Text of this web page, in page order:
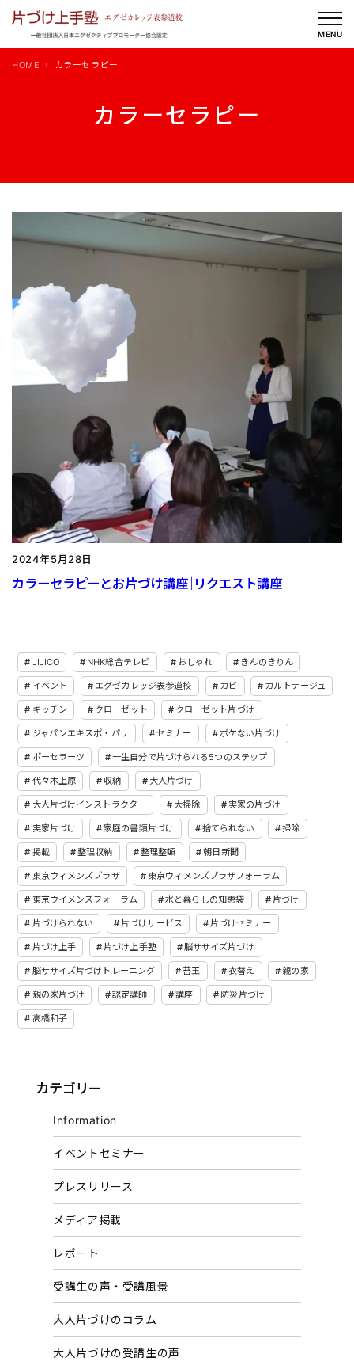
を
MENU
カラーセラピー
HOME カラーセラピー
2024年5月28日
カラーセラピーとお片づけ講座｜リクエスト講座
JIJICO NHK総合テレビ おしゃれ きんのきりん
イベント エグゼカレッジ表参道校 カビ カルトナージュ
キッチン クローゼット クローゼット片づけ
ジャパンエキスポ・パリ セミナー ボケない片づけ
ポーセラーツ 一生自分で片づけられる5つのステップ
代々木上原 収納 大人片づけ
大人片づけインストラクター 大掃除 実家の片づけ
実家片づけ 家庭の書類片づけ 捨てられない 掃除
掲載 整理収納 整理整頓 朝日新聞
東京ウィメンズプラザ 東京ウィメンズプラザフォーラム
東京ウイメンズフォーラム 水と暮らしの知恵袋 片づけ
片づけられない 片づけサービス 片づけセミナー
片づけ上手 片づけ上手塾 脳ササイズ片づけ
脳ササイズ片づけトレーニング 苔玉 衣替え 親の家
親の家片づけ 認定講師 講座 防災片づけ
高橋和子
カテゴリー
Information
イベントセミナー
プレスリリース
メディア掲載
レポート
受講生の声・受講風景
大人片づけのコラム
大人片づけの受講生の声